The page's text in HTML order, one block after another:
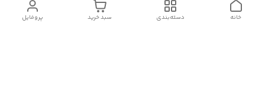
پروفایل سبد خرید دسته‌بندی خانه